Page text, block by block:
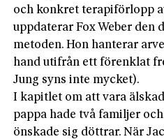
och konkret terapiförlopp
uppdaterar Fox Weber den
metoden. Hon hanterar
hand utifrån ett förenklat
Jung syns inte mycket).
I kapitlet om att vara
pappa hade två familjer
önskade sig döttrar. När